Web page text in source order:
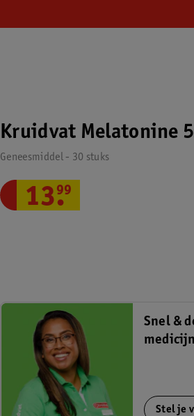
Kruidvat Melatonine
Geneesmiddel - 30 stuks
13.
99
Snel &
Stel je